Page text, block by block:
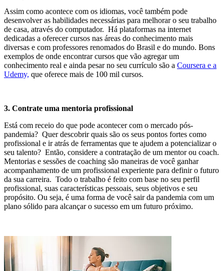
Assim como acontece com os idiomas, você também pode
desenvolver as habilidades necessárias para melhorar o seu trabalho
de casa, através do computador. Há plataformas na internet
dedicadas a oferecer cursos nas áreas do conhecimento mais
diversas e com professores renomados do Brasil e do mundo. Bons
exemplos de onde encontrar cursos que vão agregar um
conhecimento real e ainda pesar no seu currículo são a Coursera e a
Udemy, que oferece mais de 100 mil cursos.
3. Contrate uma mentoria profissional
Está com receio do que pode acontecer com o mercado pós-
pandemia? Quer descobrir quais são os seus pontos fortes como
profissional e ir atrás de ferramentas que te ajudem a potencializar o
seu talento? Então, considere a contratação de um mentor ou coach.
Mentorias e sessões de coaching são maneiras de você ganhar
acompanhamento de um profissional experiente para definir o futuro
da sua carreira. Todo o trabalho é feito com base no seu perfil
profissional, suas características pessoais, seus objetivos e seu
propósito. Ou seja, é uma forma de você sair da pandemia com um
plano sólido para alcançar o sucesso em um futuro próximo.